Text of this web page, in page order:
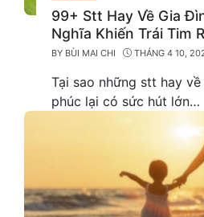
99+ Stt Hay Về Gia
Nghĩa Khiến Trái Tim
BY BÙI MAI CHI THÁNG 4 10,
Tại sao những stt hay
phúc lại có sức hút lớn…